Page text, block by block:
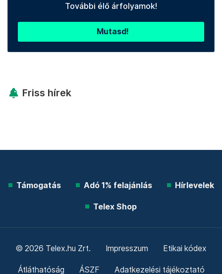
További élő árfolyamok!
Mutasd!
Friss hírek
Támogatás Adó 1% felajánlás Hírlevelek
Telex Shop
© 2026 Telex.hu Zrt. Impresszum Etikai kódex
Átláthatóság ÁSZF Adatkezelési tájékoztató